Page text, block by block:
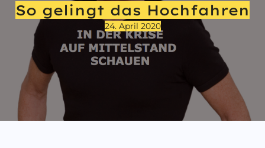
So gelingt das Hochfahren
24. April 2020